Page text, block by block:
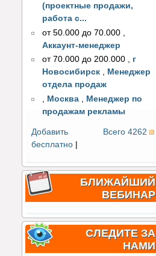
(проектные продажи,
работа с...
от 50.000 до 70.000
Аккаунт-менеджер
от 70.000 до 200.000 , г
Новосибирск , Менеджер
отдела продаж
, Москва , Менеджер по
продажам рекламы
Всего 4262
Добавить
бесплатно
БЛИЖАЙШИЙ
ВЕБИНАР
СЛЕДИТЕ ЗА
НАМИ